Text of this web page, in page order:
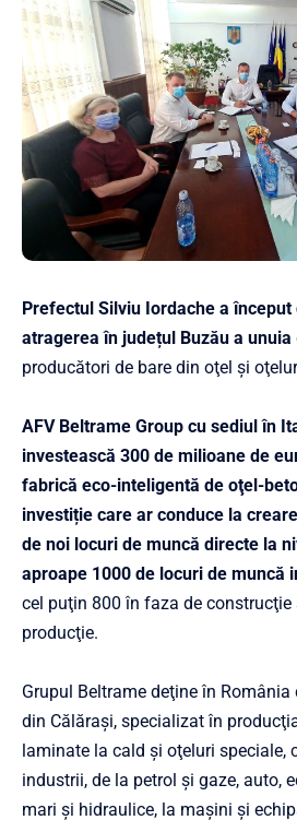
Prefectul Silviu Iordache a
atragerea în județul Buzău a unuia
producători de bare din oţel şi
AFV Beltrame Group cu sediul în
investească 300 de milioane de
fabrică eco-inteligentă de oţel-
investiție care ar conduce la
de noi locuri de muncă directe la
aproape 1000 de locuri de muncă
cel puţin 800 în faza de
producţie.
Grupul Beltrame deţine în
din Călărași, specializat în
laminate la cald şi oţeluri speciale,
industrii, de la petrol şi gaze, auto,
mari şi hidraulice, la maşini şi